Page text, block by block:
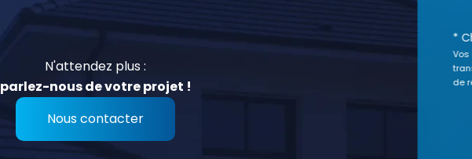
N'attendez plus :
parlez-nous de votre projet !
Nous contacter
*
de